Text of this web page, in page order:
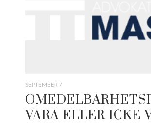
SEPTEMBER 7
VARA ELLER ICKE